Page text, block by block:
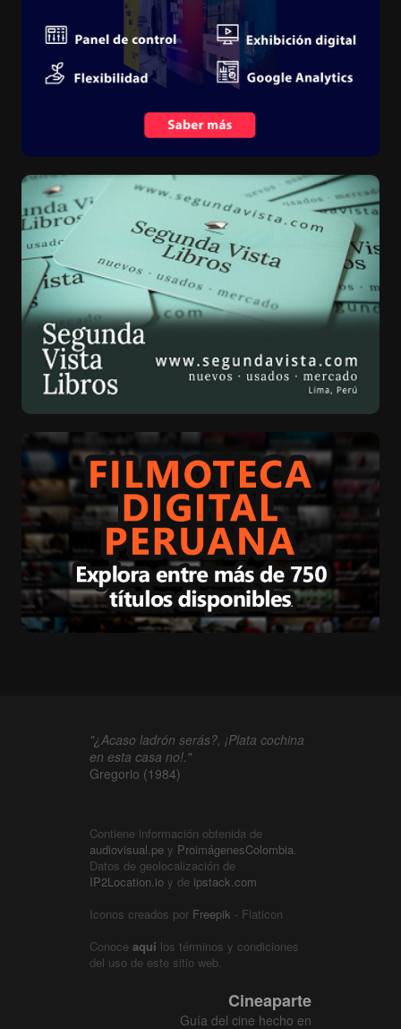
"¿Acaso ladrón serás?, ¡Plata cochina
en esta casa no!."
Gregorio (1984)
Contiene información obtenida de
audiovisual.pe y ProimágenesColombia.
Datos de geolocalización de
IP2Location.io y de ipstack.com
Iconos creados por Freepik - Flaticon
Conoce aquí los términos y condiciones
del uso de este sitio web.
Cineaparte
Guía del cine hecho en